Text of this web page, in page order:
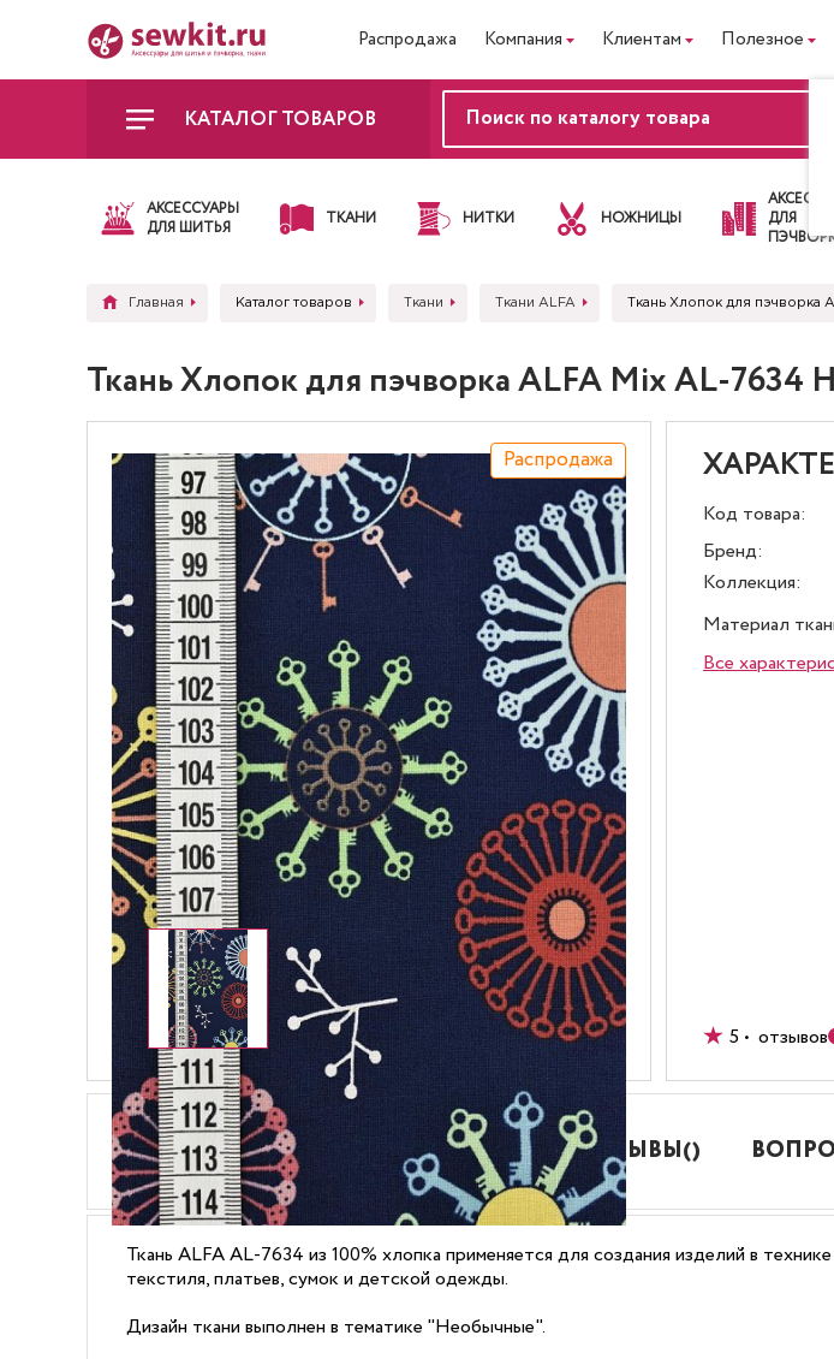
Распродажа Компания Клиентам Полезное
КАТАЛОГ ТОВАРОВ
АКСЕССУАРЫ
ДЛЯ ШИТЬЯ
ТКАНИ НИТКИ НОЖНИЦЫ
ДЛЯ
Главная Каталог товаров Ткани Ткани ALFA Ткань Хлопок для
Ткань Хлопок для пэчворка ALFA Mix AL-
Распродажа
Код товара:
Бренд:
Коллекция:
Материал
Все
5 • отзывов
ОПИСАНИЕ ХАРАКТЕРИСТИКИ ОТЗЫВЫ()
Ткань ALFA AL-7634 из 100% хлопка применяется для создания изделий в
текстиля, платьев, сумок и детской одежды.
Дизайн ткани выполнен в тематике "Необычные".